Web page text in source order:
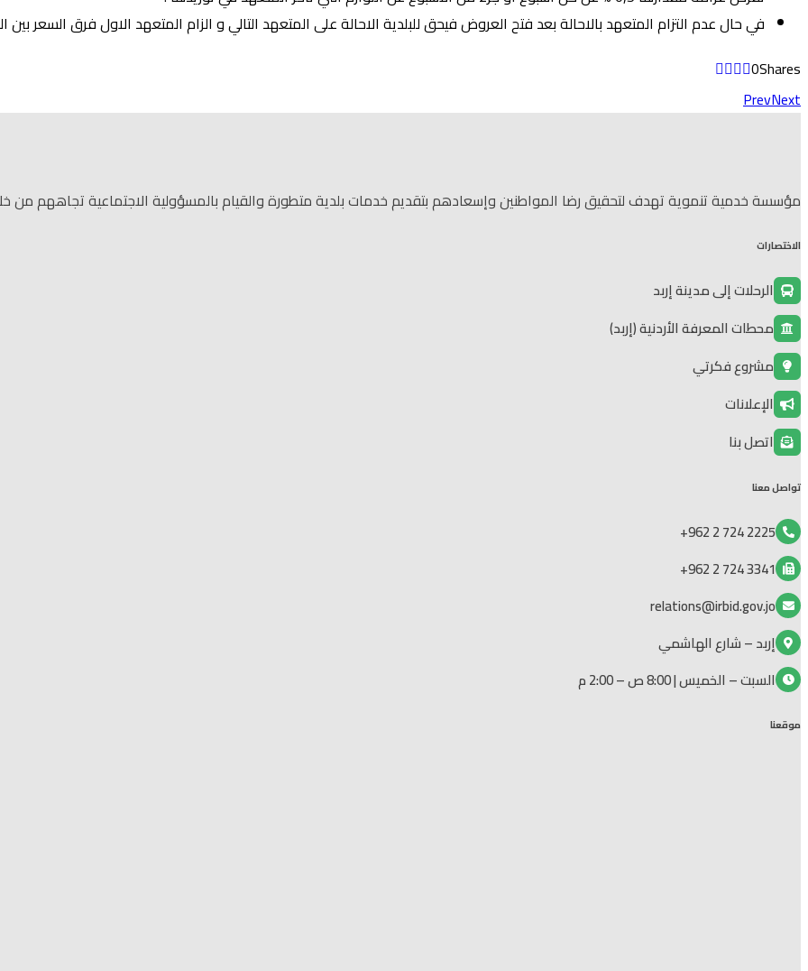
في حال عدم التزام المتعهد بالاحالة بعد فتح العروض فيحق للبلدية الاحالة على المتعهد التالي و الزام المتعهد الاول فرق السعر بين
0Shares
PrevNext
مؤسسة خدمية تنموية تهدف لتحقيق رضا المواطنين وإسعادهم بتقديم خدمات بلدية متطورة والقيام بالمسؤولية الاجتماعية تجاههم من
الاختصارات
الرحلات إلى مدينة إربد
محطات المعرفة الأردنية (إربد)
مشروع فكرتي
الإعلانات
اتصل بنا
تواصل معنا
2225 724 2 962+
3341 724 2 962+
relations@irbid.gov.jo
إربد – شارع الهاشمي
السبت – الخميس | 8:00 ص – 2:00 م
موقعنا